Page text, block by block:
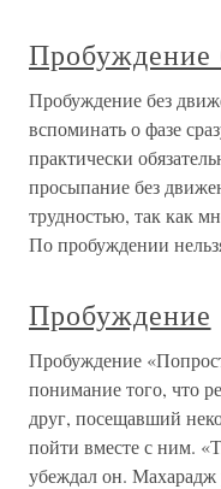
Пробуждение
Пробуждение без
вспоминать о фазе
практически
просыпание без
трудностью, так как
По пробуждении
Пробуждение
Пробуждение
понимание того, что
друг, посещавший
пойти вместе с ним.
убеждал он. Махарадж